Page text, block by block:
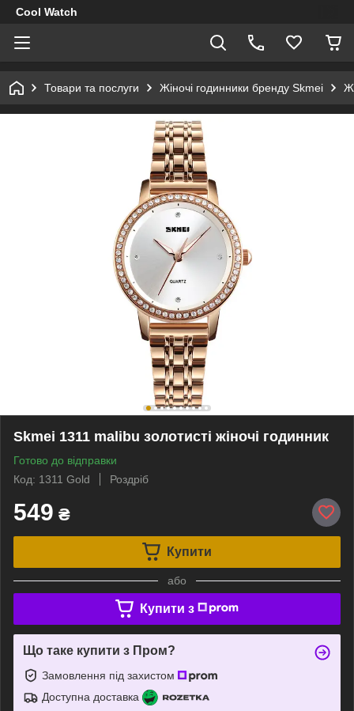
Cool Watch
Товари та послуги Жіночі годинники бренду Skmei
Skmei 1311 malibu золотисті жіночі годинник
Готово до відправки
Код: 1311 Gold
Роздріб
549 ₴
Купити
або
Купити з
Що таке купити з Пром?
Замовлення під захистом
Доступна доставка